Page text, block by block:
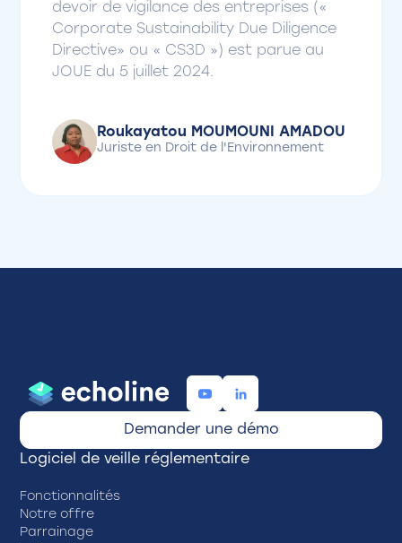
devoir de vigilance des entreprises («
Corporate Sustainability Due Diligence
Directive» ou « CS3D ») est parue au
JOUE du 5 juillet 2024.
Roukayatou MOUMOUNI AMADOU
Juriste en Droit de l'Environnement
Demander une démo
Logiciel de veille réglementaire
Fonctionnalités
Notre offre
Parrainage